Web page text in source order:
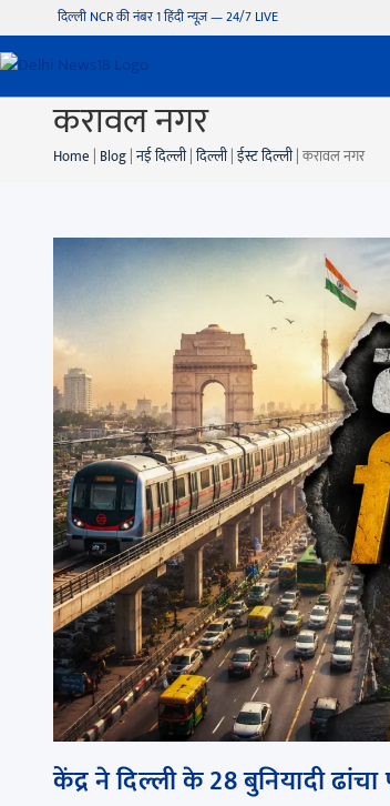
दिल्ली NCR की नंबर 1 हिंदी न्यूज़ — 24/7 LIVE
करावल नगर
Home | Blog|नई दिल्ली|दिल्ली|ईस्ट दिल्ली|करावल नगर
केंद्र ने दिल्ली के 28 बुनियादी